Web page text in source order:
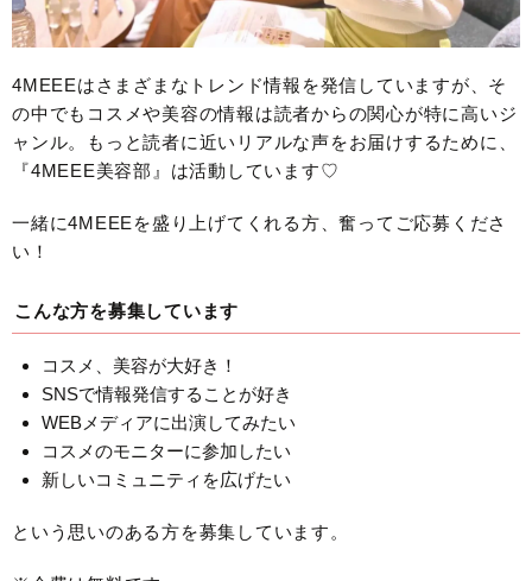
4MEEEはさまざまなトレンド情報を発信していますが、そ
の中でもコスメや美容の情報は読者からの関心が特に高いジ
ャンル。もっと読者に近いリアルな声をお届けするために、
『4MEEE美容部』は活動しています♡
一緒に4MEEEを盛り上げてくれる方、奮ってご応募くださ
い！
こんな方を募集しています
コスメ、美容が大好き！
SNSで情報発信することが好き
WEBメディアに出演してみたい
コスメのモニターに参加したい
新しいコミュニティを広げたい
という思いのある方を募集しています。